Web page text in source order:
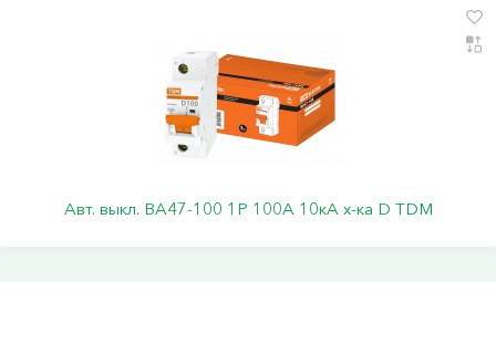
Авт. выкл. ВА47-100 1Р 100А 10кА х-ка D TDМ